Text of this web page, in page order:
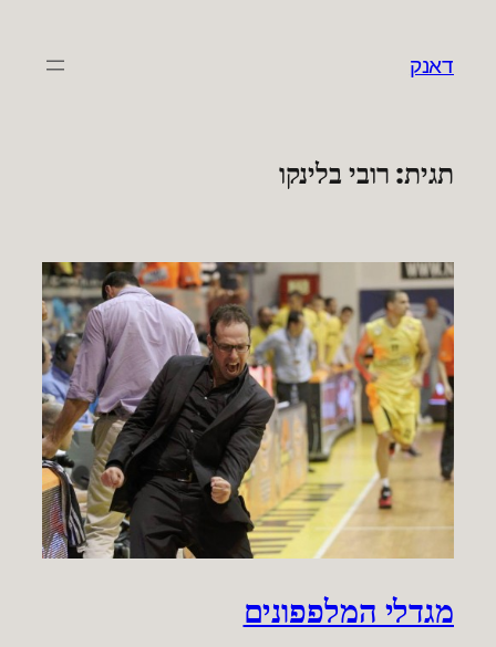
דאנק
תגית:רובי בלינקו
מגדלי המלפפונים